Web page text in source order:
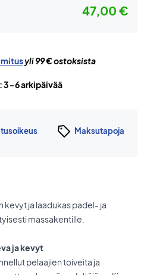
47,00 €
yli 99 € ostoksista
3-6 arkipäivää
Maksutapoja
kevyt ja laadukas padel- ja
massakentille.
ja kevyt
pelaajien toiveita ja